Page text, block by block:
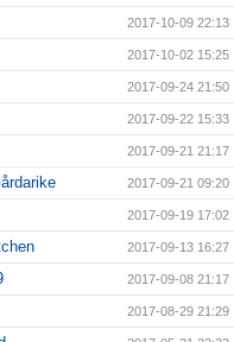
2017-10-09 22:13
2017-10-02 15:25
2017-09-24 21:50
2017-09-22 15:33
2017-09-21 21:17
2017-09-21 09:20
2017-09-19 17:02
2017-09-13 16:27
2017-09-08 21:17
2017-08-29 21:29